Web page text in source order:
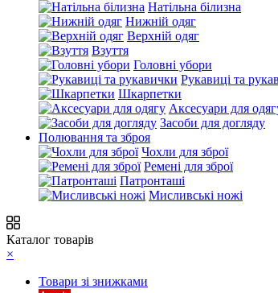
Натільна білизна
Нижній одяг
Верхній одяг
Взуття
Головні убори
Рукавиці та
Шкарпетки
Аксесуари для
Засоби для догляду
Полювання та зброя
Чохли для зброї
Ремені для зброї
Патронташі
Мисливські ножі
Каталог товарів
×
Товари зі знижками